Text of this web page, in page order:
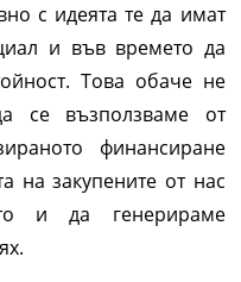
с идеята те да имат
и във времето да
Това обаче не
се възползваме от
финансиране
на закупените от нас
и да генерираме